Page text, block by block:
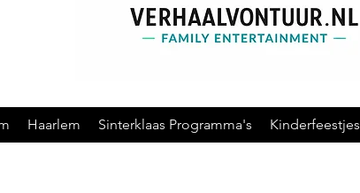
Haarlem Sinterklaas Programma's Kinderfeestjes